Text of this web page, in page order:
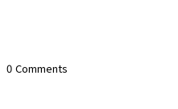
0 Comments